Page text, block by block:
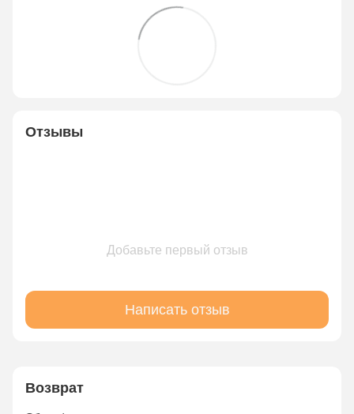
Отзывы
Добавьте первый отзыв
Написать отзыв
Возврат